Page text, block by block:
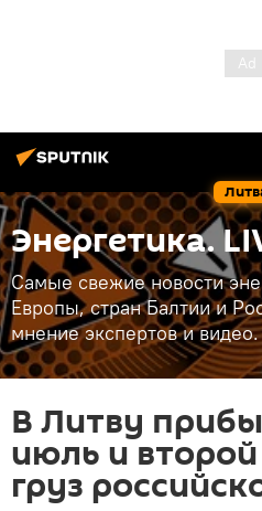
Энергетика.
Самые свежие новости
Европы, стран Балтии и
мнение экспертов и видео.
В Литву
июль и
груз